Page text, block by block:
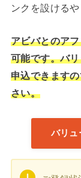
ンクを設ける
アビバとのア
可能です。バ
申込できます
さい。
バリュ